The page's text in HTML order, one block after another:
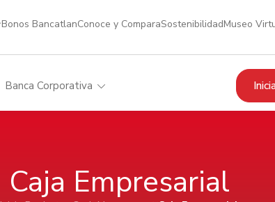
Bonos BancatlanConoce y ComparaSostenibilidadMuseo
Banca Corporativa
Caja Empresarial